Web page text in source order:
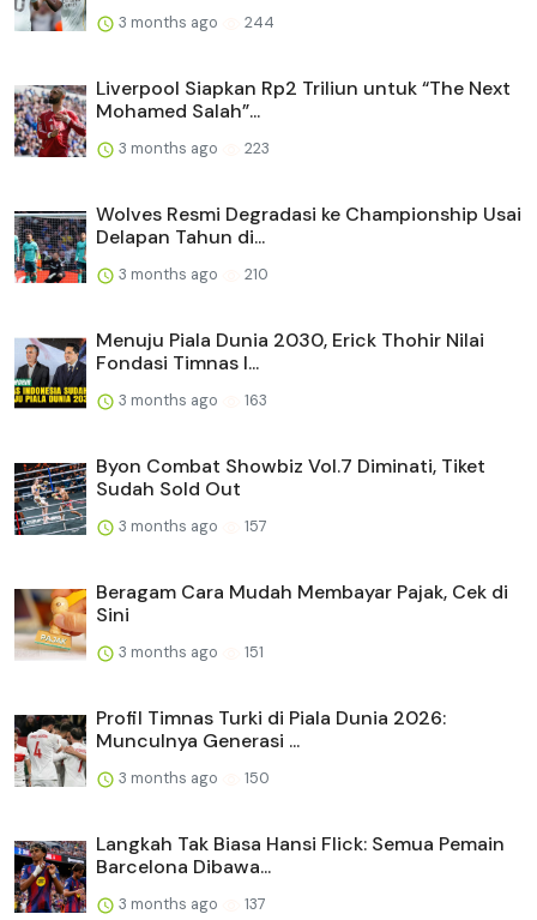
3 months ago 244
Liverpool Siapkan Rp2 Triliun untuk “The Next
Mohamed Salah”...
3 months ago 223
Wolves Resmi Degradasi ke Championship Usai
Delapan Tahun di...
3 months ago 210
Menuju Piala Dunia 2030, Erick Thohir Nilai
Fondasi Timnas I...
3 months ago 163
Byon Combat Showbiz Vol.7 Diminati, Tiket
Sudah Sold Out
3 months ago 157
Beragam Cara Mudah Membayar Pajak, Cek di
Sini
3 months ago 151
Profil Timnas Turki di Piala Dunia 2026:
Munculnya Generasi ...
3 months ago 150
Langkah Tak Biasa Hansi Flick: Semua Pemain
Barcelona Dibawa...
3 months ago 137